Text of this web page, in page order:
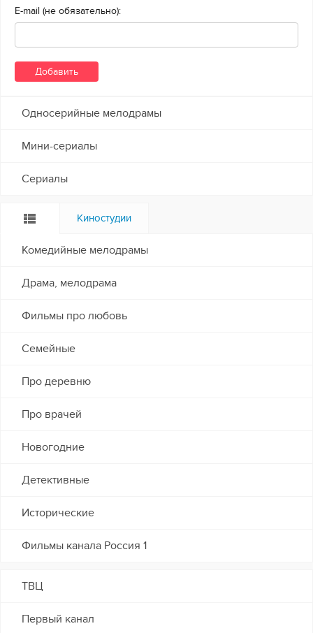
E-mail (не обязательно):
Односерийные мелодрамы
Мини-сериалы
Сериалы
Киностудии
Комедийные мелодрамы
Драма, мелодрама
Фильмы про любовь
Семейные
Про деревню
Про врачей
Новогодние
Детективные
Исторические
Фильмы канала Россия 1
ТВЦ
Первый канал